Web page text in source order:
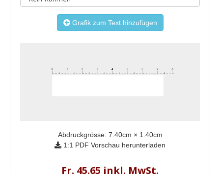
Grafik zum Text hinzufügen
Abdruckgrösse: 7.40cm × 1.40cm
1:1 PDF Vorschau herunterladen
Fr. 45.65 inkl. MwSt.